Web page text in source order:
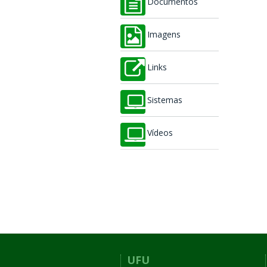
Documentos
Imagens
Links
Sistemas
Vídeos
UFU